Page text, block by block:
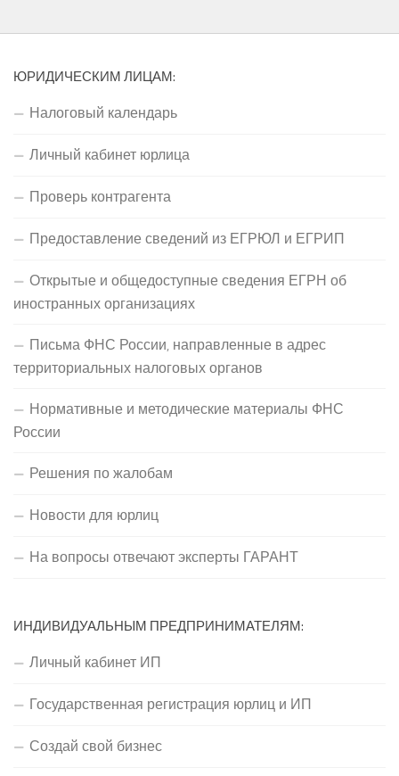
ЮРИДИЧЕСКИМ ЛИЦАМ:
Налоговый календарь
Личный кабинет юрлица
Проверь контрагента
Предоставление сведений из ЕГРЮЛ и ЕГРИП
Открытые и общедоступные сведения ЕГРН об
иностранных организациях
Письма ФНС России, направленные в адрес
территориальных налоговых органов
Нормативные и методические материалы ФНС
России
Решения по жалобам
Новости для юрлиц
На вопросы отвечают эксперты ГАРАНТ
ИНДИВИДУАЛЬНЫМ ПРЕДПРИНИМАТЕЛЯМ:
Личный кабинет ИП
Государственная регистрация юрлиц и ИП
Создай свой бизнес